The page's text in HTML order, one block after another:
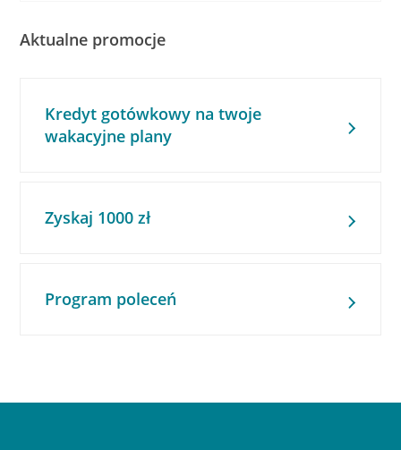
Aktualne promocje
Kredyt gotówkowy na twoje
wakacyjne plany
Zyskaj 1000 zł
Program poleceń